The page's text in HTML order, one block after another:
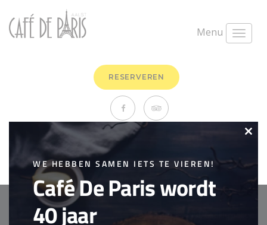
Menu
RESERVEREN
Croque Madame
maart 1st, 2018
0 Comments
croques,Snacks
Copyright © 2018 Cafe de Paris. All Rights Reserved.
WE HEBBEN SAMEN IETS TE VIEREN!
Café De Paris wordt
40 jaar